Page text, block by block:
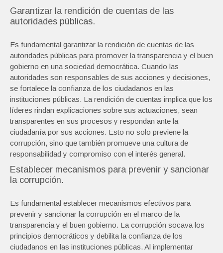
Garantizar la rendición de cuentas de las
autoridades públicas.
Es fundamental garantizar la rendición de cuentas de las
autoridades públicas para promover la transparencia y el buen
gobierno en una sociedad democrática. Cuando las
autoridades son responsables de sus acciones y decisiones,
se fortalece la confianza de los ciudadanos en las
instituciones públicas. La rendición de cuentas implica que los
líderes rindan explicaciones sobre sus actuaciones, sean
transparentes en sus procesos y respondan ante la
ciudadanía por sus acciones. Esto no solo previene la
corrupción, sino que también promueve una cultura de
responsabilidad y compromiso con el interés general.
Establecer mecanismos para prevenir y sancionar
la corrupción.
Es fundamental establecer mecanismos efectivos para
prevenir y sancionar la corrupción en el marco de la
transparencia y el buen gobierno. La corrupción socava los
principios democráticos y debilita la confianza de los
ciudadanos en las instituciones públicas. Al implementar